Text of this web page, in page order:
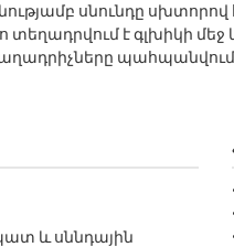
սնունդը
է գլխիկի մեջ
և սննդային